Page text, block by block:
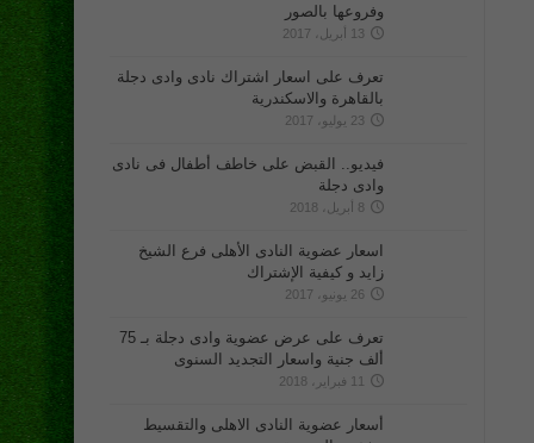
وفروعها بالصور
13 أبريل، 2017
تعرف على اسعار اشتراك نادى وادى دجلة
بالقاهرة والاسكندرية
23 يوليو، 2017
فيديو.. القبض على خاطف أطفال فى نادى
وادى دجلة
8 أبريل، 2018
اسعار عضوية النادى الأهلى فرع الشيخ
زايد و كيفية الإشتراك
26 يونيو، 2017
تعرف على عرض عضوية وادى دجلة بـ 75
ألف جنية واسعار التجديد السنوى
11 فبراير، 2018
أسعار عضوية النادى الاهلى والتقسيط